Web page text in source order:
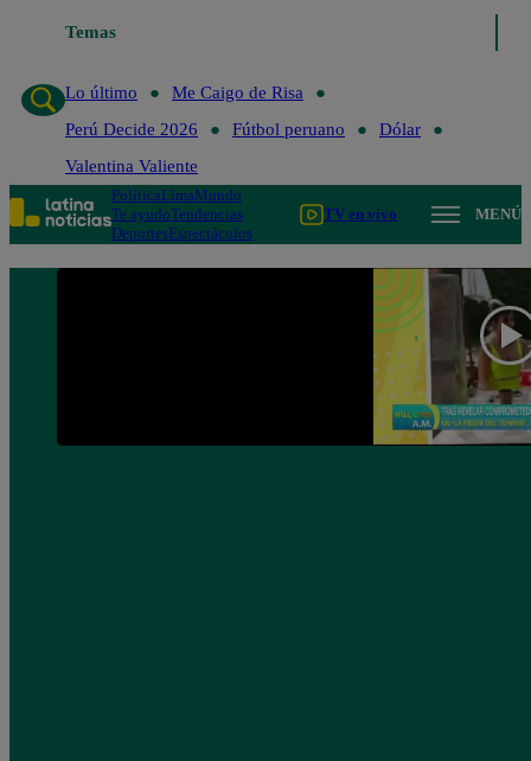
Temas
Lo último
Lo último
Me Caigo de Risa
Perú Decide 2026
Fútbol peruano
Dólar
Valentina Valiente
PolíticaLimaMundo
Te ayudoTendencias
DeportesEspectáculos
TV en vivo MENÚ